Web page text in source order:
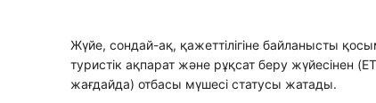
Жүйе, сондай-ақ, қажеттілігіне байланысты
туристік ақпарат және рұқсат беру жүйесінен
жағдайда) отбасы мүшесі статусы жатады.